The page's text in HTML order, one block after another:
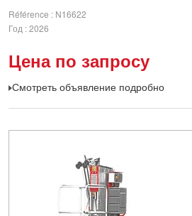
Référence
N16622
Год 2026
Цена по запросу
Смотреть объявление подробно